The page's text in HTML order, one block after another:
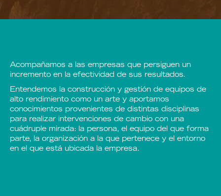
Acompañamos a las empresas que persiguen un
incremento en la efectividad de sus resultados.
Entendemos la construcción y gestión de equipos de
alto rendimiento como un arte y aportamos
conocimientos provenientes de distintas disciplinas
para realizar intervenciones de cambio con una
cuádruple mirada: la persona, el equipo del que forma
parte, la organización a la que pertenece y el entorno
en el que está ubicada la empresa.